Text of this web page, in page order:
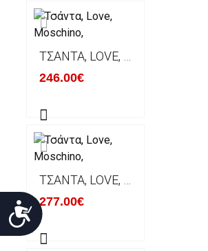
Προσιτότητα
246.00€
277.00€